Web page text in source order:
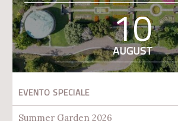
10
AUGUST
EVENTO SPECIALE
Summer Garden 2026